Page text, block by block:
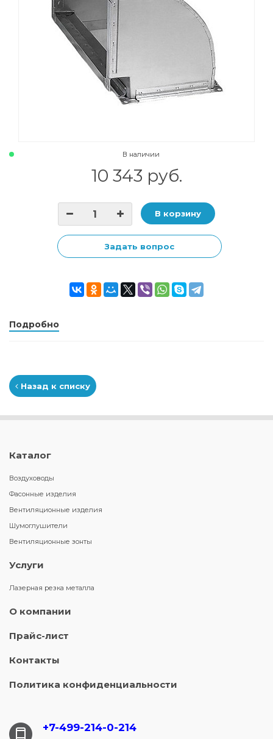
В наличии
10 343 руб.
В корзину
Задать вопрос
Подробно
Назад к списку
Каталог
Воздуховоды
Фасонные изделия
Вентиляционные изделия
Шумоглушители
Вентиляционные зонты
Услуги
Лазерная резка металла
О компании
Прайс-лист
Контакты
Политика конфиденциальности
+7-499-214-0-214